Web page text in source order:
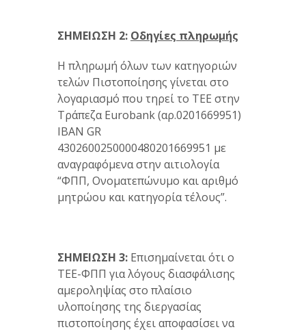
ΣΗΜΕΙΩΣΗ 2: Οδηγίες πληρωμής
Η πληρωμή όλων των κατηγοριών
τελών Πιστοποίησης γίνεται στο
λογαριασμό που τηρεί το ΤΕΕ στην
Τράπεζα Eurobank (αρ.0201669951)
IBAN GR
4302600250000480201669951 με
αναγραφόμενα στην αιτιολογία
“ΦΠΠ, Ονοματεπώνυμο και αριθμό
μητρώου και κατηγορία τέλους”.
ΣΗΜΕΙΩΣΗ 3: Επισημαίνεται ότι ο
ΤΕΕ-ΦΠΠ για λόγους διασφάλισης
αμεροληψίας στο πλαίσιο
υλοποίησης της διεργασίας
πιστοποίησης έχει αποφασίσει να